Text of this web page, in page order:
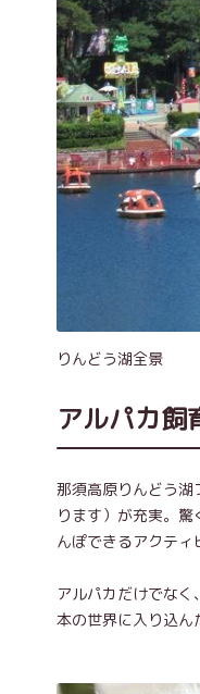
りんどう湖全景
アルパカ飼
那須高原りんどう湖
ります）が充実。
んぽできるアクティ
アルパカだけでな
本の世界に入り込ん